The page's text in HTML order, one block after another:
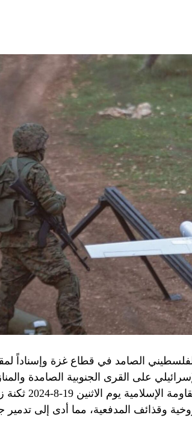
الصامد في قطاع غزة وإسناداً
على القرى الجنوبية الصامدة
وخصوصاً في بلدة باتوليه، استهدف مجاهدو
وقذائف المدفعية، مما أدى إلى تدمير